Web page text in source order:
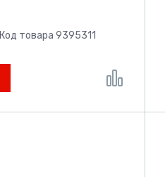
Код товара 9395311